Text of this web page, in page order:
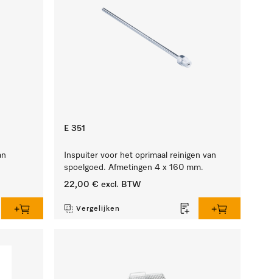
E 351
Inspuiter voor het oprimaal reinigen van
spoelgoed. Afmetingen 4 x 160 mm.
22,00 € excl. BTW
Vergelijken